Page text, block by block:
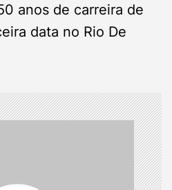
anos de carreira de
data no Rio De